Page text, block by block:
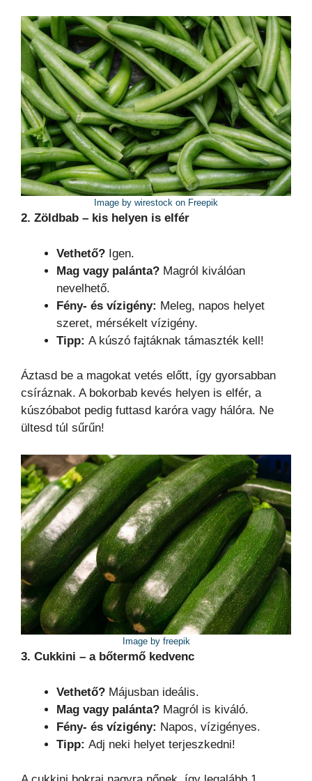
Image by wirestock on Freepik
2. Zöldbab – kis helyen is elfér
Vethető? Igen.
Mag vagy palánta? Magról kiválóan
nevelhető.
Fény- és vízigény: Meleg, napos helyet
szeret, mérsékelt vízigény.
Tipp: A kúszó fajtáknak támaszték kell!
Áztasd be a magokat vetés előtt, így gyorsabban
csíráznak. A bokorbab kevés helyen is elfér, a
kúszóbabot pedig futtasd karóra vagy hálóra. Ne
ültesd túl sűrűn!
Image by freepik
3. Cukkini – a bőtermő kedvenc
Vethető? Májusban ideális.
Mag vagy palánta? Magról is kiváló.
Fény- és vízigény: Napos, vízigényes.
Tipp: Adj neki helyet terjeszkedni!